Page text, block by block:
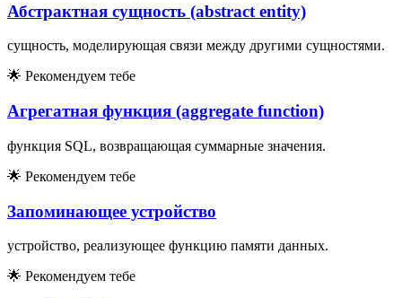
Абстрактная сущность (abstract entity)
сущность, моделирующая связи между другими сущностями.
🌟 Рекомендуем тебе
Агрегатная функция (aggregate function)
функция SQL, возвращающая суммарные значения.
🌟 Рекомендуем тебе
Запоминающее устройство
устройство, реализующее функцию памяти данных.
🌟 Рекомендуем тебе